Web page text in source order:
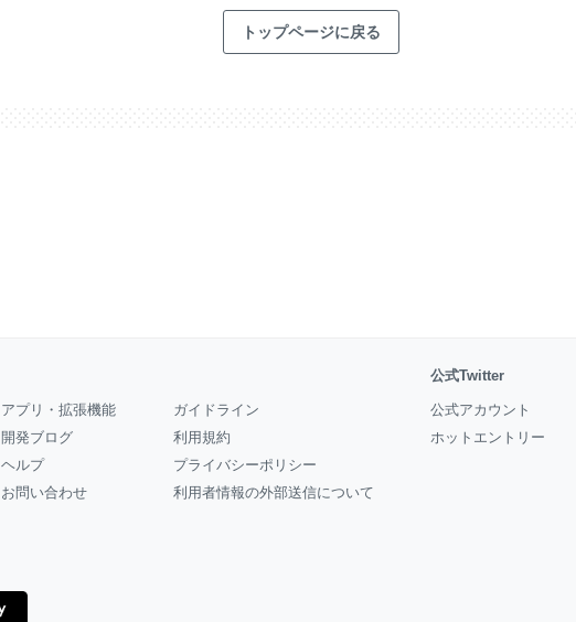
トップページに戻る
アプリ・拡張機能
開発ブログ
ヘルプ
お問い合わせ
ガイドライン
利用規約
プライバシーポリシー
利用者情報の外部送信について
公式Twitter
公式アカウント
ホットエントリー